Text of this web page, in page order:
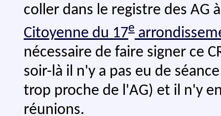
coller dans le registre des AG
Citoyenne du 17e
nécessaire de faire signer ce
soir-là il n'y a pas eu de
trop proche de l'AG) et il n'y
réunions.